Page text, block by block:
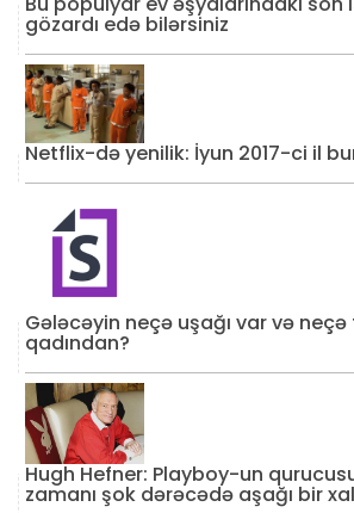
gözardı edə bilərsiniz
Netflix-də yenilik: İyun 2017-ci il
Gələcəyin neçə uşağı var və neçə
qadından?
Hugh Hefner: Playboy-un
zamanı şok dərəcədə aşağı bir